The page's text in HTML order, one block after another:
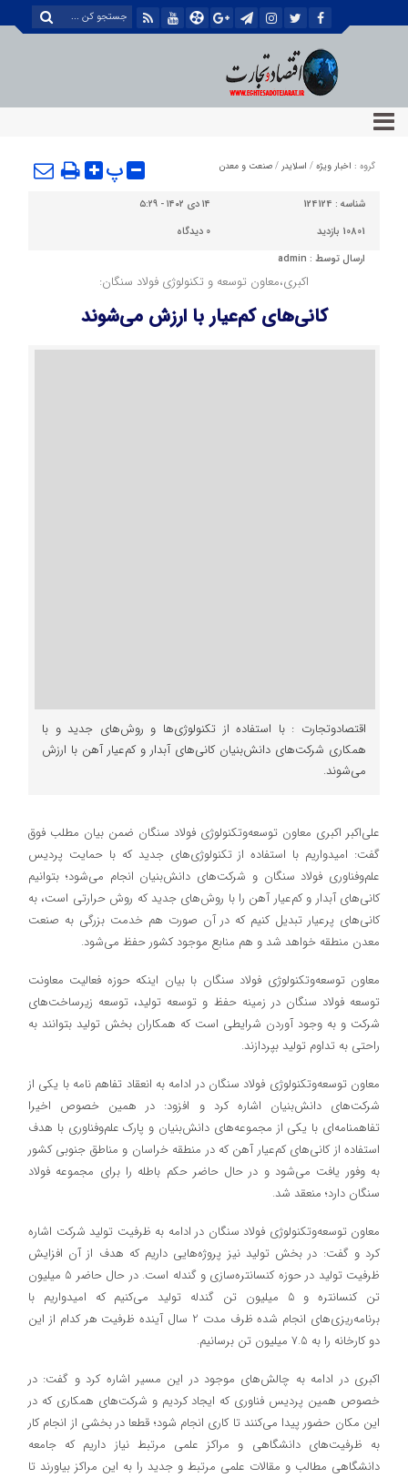
گروه : اخبار ویژه / اسلایدر / صنعت و معدن پ
شناسه : 124124
۱۴ دی ۱۴۰۲ - ۵:۲۹
10801 بازدید
0 دیدگاه
ارسال توسط : admin
اکبری،معاون توسعه‌ و تکنولوژی فولاد سنگان:
کانی‌های کم‌عیار با ارزش می‌شوند
اقتصادوتجارت : با استفاده از تکنولوژی‌ها و روش‌های جدید و با
همکاری شرکت‌های دانش‌بنیان کانی‌های آبدار و کم‌عیار آهن با ارزش
می‌شوند.
علی‌اکبر اکبری معاون توسعه‌وتکنولوژی فولاد سنگان ضمن بیان مطلب فوق
گفت: امیدواریم با استفاده از تکنولوژی‌های جدید که با حمایت پردیس
علم‌وفناوری فولاد سنگان و شرکت‌های دانش‌بنیان انجام می‌شود؛ بتوانیم
کانی‌های آبدار و کم‌عیار آهن را با روش‌های جدید که روش حرارتی است، به
کانی‌‌های پرعیار تبدیل کنیم که در آن صورت هم خدمت بزرگی به صنعت
معدن منطقه خواهد شد و هم منابع موجود کشور حفظ می‌شود.
معاون توسعه‌وتکنولوژی فولاد سنگان با بیان اینکه حوزه فعالیت معاونت
توسعه فولاد سنگان در زمینه حفظ و توسعه تولید، توسعه زیرساخت‌های
شرکت و به وجود آوردن شرایطی است که همکاران بخش تولید بتوانند به
راحتی به تداوم تولید بپردازند.
معاون توسعه‌وتکنولوژی فولاد سنگان در ادامه به انعقاد تفاهم نامه‌ با یکی از
شرکت‌های ‌دانش‌بنیان اشاره کرد و افزود: در همین خصوص اخیرا
تفاهمنامه‌ای با یکی از مجموعه‌های دانش‌بنیان و پارک علم‌وفناوری با هدف
استفاده از کانی‌های کم‌عیار آهن که در منطقه خراسان و مناطق جنوبی کشور
به وفور یافت می‌شود و در حال حاضر حکم باطله را برای مجموعه فولاد
سنگان دارد؛ منعقد شد.
معاون توسعه‌وتکنولوژی فولاد سنگان در ادامه به ظرفیت تولید شرکت اشاره
کرد و گفت: در بخش تولید نیز پروژه‌هایی داریم که هدف از آن افزایش
ظرفیت تولید در حوزه کنسانتره‌سازی و گندله است. در حال حاضر 5 میلیون
تن کنسانتره و 5 میلیون تن گندله تولید می‌کنیم که امیدواریم با
برنامه‌‌ریزی‌های انجام شده ظرف مدت 2 سال آینده ظرفیت هر کدام از این
دو کارخانه را به 7.5 میلیون تن برسانیم.
اکبری در ادامه به چالش‌های موجود در این مسیر اشاره کرد و گفت: در
خصوص همین پردیس فناوری که ایجاد کردیم و شرکت‌های همکاری که در
این مکان حضور پیدا می‌کنند تا کاری انجام شود؛ قطعا در بخشی از انجام کار
به ظرفیت‌های دانشگاهی و مراکز علمی مرتبط نیاز داریم که جامعه
دانشگاهی مطالب و مقالات علمی مرتبط و جدید را به این مراکز بیاورند تا